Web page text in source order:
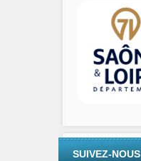
SUIVEZ-NOUS